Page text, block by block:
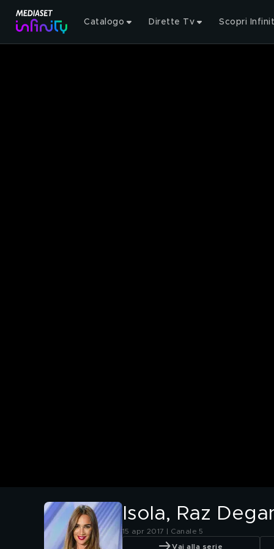
Catalogo Dirette Tv Scopri
Isola, Raz
15 apr 2017 | Canale 5
Vai alla serie